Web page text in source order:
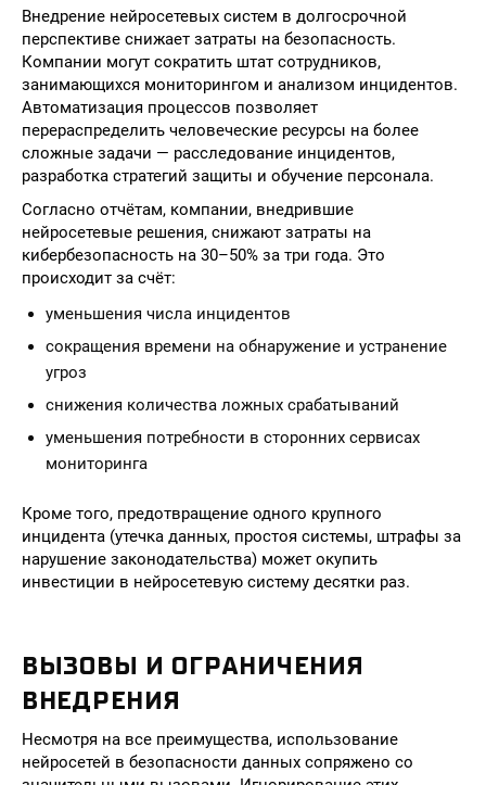
Внедрение нейросетевых систем в долгосрочной
перспективе снижает затраты на безопасность.
Компании могут сократить штат сотрудников,
занимающихся мониторингом и анализом инцидентов.
Автоматизация процессов позволяет
перераспределить человеческие ресурсы на более
сложные задачи — расследование инцидентов,
разработка стратегий защиты и обучение персонала.
Согласно отчётам, компании, внедрившие
нейросетевые решения, снижают затраты на
кибербезопасность на 30–50% за три года. Это
происходит за счёт:
уменьшения числа инцидентов
сокращения времени на обнаружение и устранение
угроз
снижения количества ложных срабатываний
уменьшения потребности в сторонних сервисах
мониторинга
Кроме того, предотвращение одного крупного
инцидента (утечка данных, простоя системы, штрафы за
нарушение законодательства) может окупить
инвестиции в нейросетевую систему десятки раз.
ВЫЗОВЫ И ОГРАНИЧЕНИЯ
ВНЕДРЕНИЯ
Несмотря на все преимущества, использование
нейросетей в безопасности данных сопряжено со